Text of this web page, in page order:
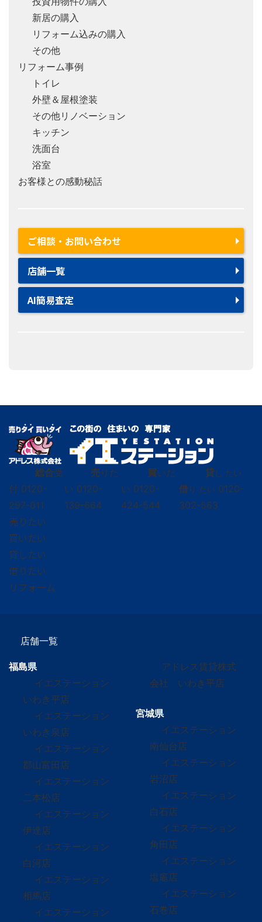
新居の購入
リフォーム込みの購入
その他
リフォーム事例
トイレ
外壁＆屋根塗装
その他リノベーション
キッチン
洗面台
浴室
お客様との感動秘話
ご相談・お問い合わせ
店舗一覧
AI簡易査定
総合受
付 0120-
297-011
売りた
い 0120-
139-664
買いた
い 0120-
424-544
貸し たい
借り たい 0120-
302-563
売りたい
買いたい
貸したい
借りたい
リフォーム
店舗一覧
福島県
イエステーション
いわき平店
イエステーション
いわき泉店
イエステーション
郡山富田店
イエステーション
二本松店
イエステーション
伊達店
イエステーション
白河店
イエステーション
相馬店
イエステーション
アドレス賃貸株式
会社 いわき平店
宮城県
イエステーション
南仙台店
イエステーション
岩沼店
イエステーション
白石店
イエステーション
角田店
イエステーション
塩竈店
イエステーション
石巻店